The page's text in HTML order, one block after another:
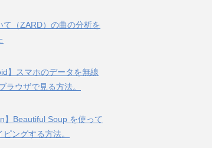
て（ZARD）の曲の分析を
】スマホのデータを無線
ラウザで見る方法。
】Beautiful Soup を使って
ピングする方法。